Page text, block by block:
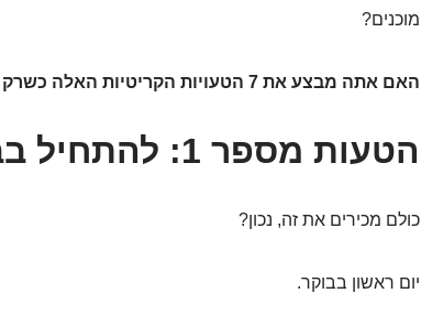
מוכנים?
האם אתה מבצע את 7 הטעויות הקריטיות האלה כשרק התחלת?
הטעות מספר 1: להתחיל בבום – ולצפות לניסים
כולם מכירים את זה, נכון?
יום ראשון בבוקר.